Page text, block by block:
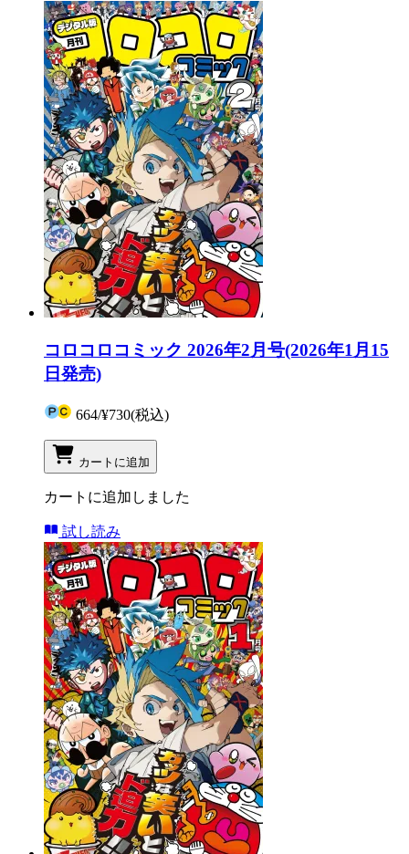
コロコロコミック 2026年2月号(2026年1月15
日発売)
664/¥730(税込)
カートに追加
カートに追加しました
試し読み